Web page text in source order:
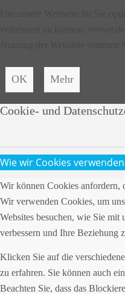
OK Mehr
Cookie- und
Wie wir Cookies verwenden
Wir können Cookies anfordern,
Wir verwenden Cookies, um
Websites besuchen, wie Sie mit
verbessern und Ihre Beziehung
Klicken Sie auf die
zu erfahren. Sie können auch
Beachten Sie, dass das